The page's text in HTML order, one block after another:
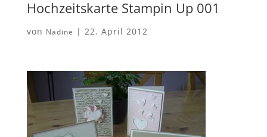
Hochzeitskarte Stampin Up 001
von Nadine | 22. April 2012